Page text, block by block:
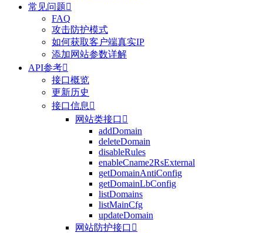
常见问题
FAQ
攻击防护模式
如何获取客户端真实IP
添加网站参数详解
API参考
接口概览
更新历史
接口信息 
网站类接口 
addDomain
deleteDomain
disableRules
enableCname2RsExternal
getDomainAntiConfig
getDomainLbConfig
listDomains
listMainCfg
updateDomain
网站防护接口 